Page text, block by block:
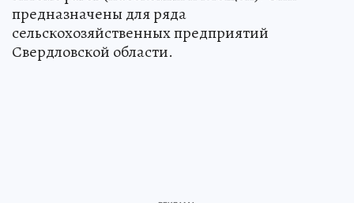
предназначены для ряда
сельскохозяйственных предприятий
Свердловской области.